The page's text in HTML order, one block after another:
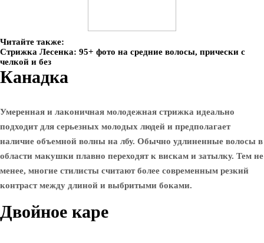
Читайте также:
Стрижка Лесенка: 95+ фото на средние волосы, прически с
челкой и без
Канадка
Умеренная и лаконичная молодежная стрижка идеально
подходит для серьезных молодых людей и предполагает
наличие объемной волны на лбу. Обычно удлиненные волосы в
области макушки плавно переходят к вискам и затылку. Тем не
менее, многие стилисты считают более современным резкий
контраст между длиной и выбритыми боками.
Двойное каре